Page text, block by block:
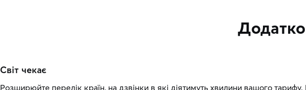
Світ чекає
Розширюйте перелік країн, на дзвінки в які діятимуть хвилини вашого